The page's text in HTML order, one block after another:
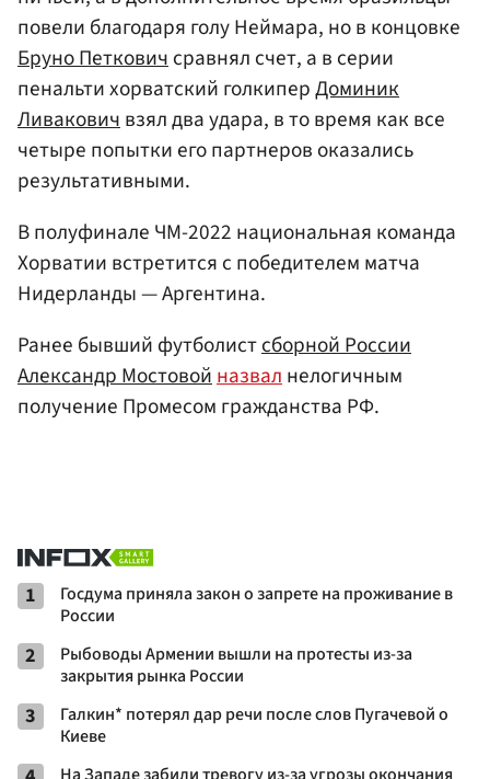
повели благодаря голу Неймара, но в концовке
Бруно Петкович сравнял счет, а в серии
пенальти хорватский голкиперДоминик
Ливакович взял два удара, в то время как все
четыре попытки его партнеров оказались
результативными.
В полуфинале ЧМ-2022 национальная команда
Хорватии встретится с победителем матча
Нидерланды — Аргентина.
Ранее бывший футболистсборной России
Александр Мостовойназвалнелогичным
получение Промесом гражданства РФ.
1
Госдума приняла закон о запрете на проживание в
России
2
Рыбоводы Армении вышли на протесты из-за
закрытия рынка России
3
Галкин* потерял дар речи после слов Пугачевой о
Киеве